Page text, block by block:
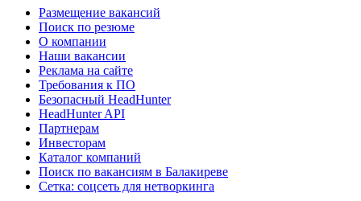
Размещение вакансий
Поиск по резюме
О компании
Наши вакансии
Реклама на сайте
Требования к ПО
Безопасный HeadHunter
HeadHunter API
Партнерам
Инвесторам
Каталог компаний
Поиск по вакансиям в Балакиреве
Сетка: соцсеть для нетворкинга